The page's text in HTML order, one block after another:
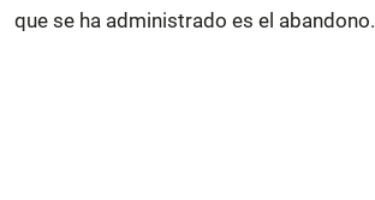
que se ha administrado es el abandono.